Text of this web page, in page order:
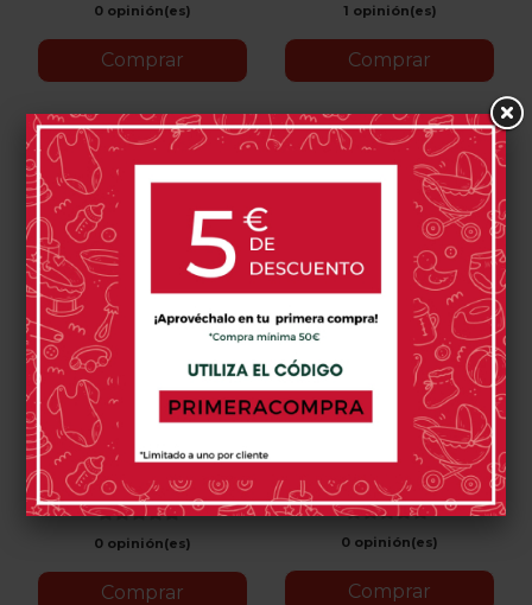
0 opinión(es)
Comprar
1 opinión(es)
Comprar
Cama De Viaje Stokke
Jetkids Cloudsleeper
129,00 €
109,65 €
0 opinión(es)
Comprar
-15%
Colchón Stokke Sleepi
Mini V3
139,00 €
0 opinión(es)
Comprar